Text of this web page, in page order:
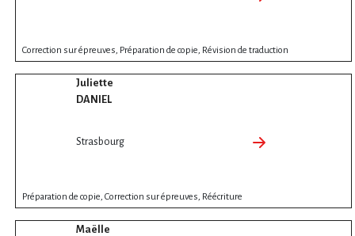
Correction sur épreuves, Préparation de copie, Révision de traduction
Juliette
DANIEL
Strasbourg
Préparation de copie, Correction sur épreuves, Réécriture
Maëlle